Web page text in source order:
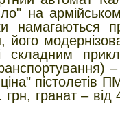
на
намагаються
його
складним
пістолетів
грн, гранат – від